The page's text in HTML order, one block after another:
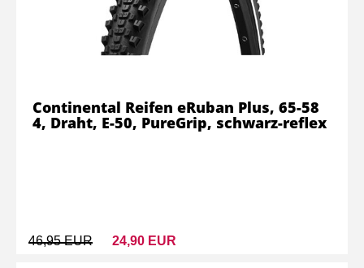
46,95 EUR 24,90 EUR
Continental Reifen eRuban Plus, 65-58
4, Draht, E-50, PureGrip, schwarz-reflex